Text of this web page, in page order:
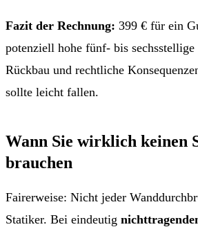
Fazit der Rechnung: 399 € für ein
potenziell hohe fünf- bis sechsstellige
Rückbau und rechtliche
sollte leicht fallen.
Wann Sie wirklich keinen
brauchen
Fairerweise: Nicht jeder
Statiker. Bei eindeutig